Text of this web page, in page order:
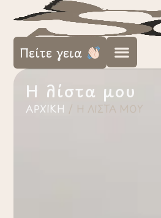
Πείτε γεια
Η λίστα μου
ΑΡΧΙΚΉ / Η ΛΊΣΤΑ ΜΟΥ